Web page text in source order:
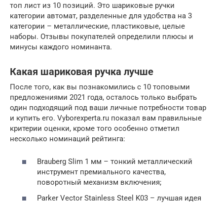
топ лист из 10 позиций. Это шариковые ручки
категории автомат, разделенные для удобства на 3
категории – металлические, пластиковые, целые
наборы. Отзывы покупателей определили плюсы и
минусы каждого номинанта.
Какая шариковая ручка лучше
После того, как вы познакомились с 10 топовыми
предложениями 2021 года, осталось только выбрать
один подходящий под ваши личные потребности товар
и купить его. Vyborexperta.ru показал вам правильные
критерии оценки, кроме того особенно отметил
несколько номинаций рейтинга:
Brauberg Slim 1 мм – тонкий металлический
инструмент премиального качества,
поворотный механизм включения;
Parker Vector Stainless Steel K03 – лучшая идея